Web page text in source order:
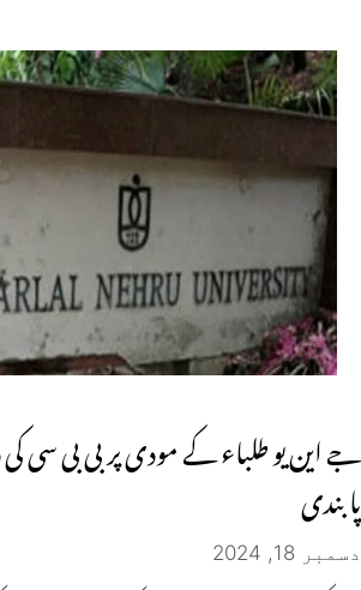
جے این یو طلباء کے مودی پر بی بی سی
پابندی
دسمبر 18, 2024